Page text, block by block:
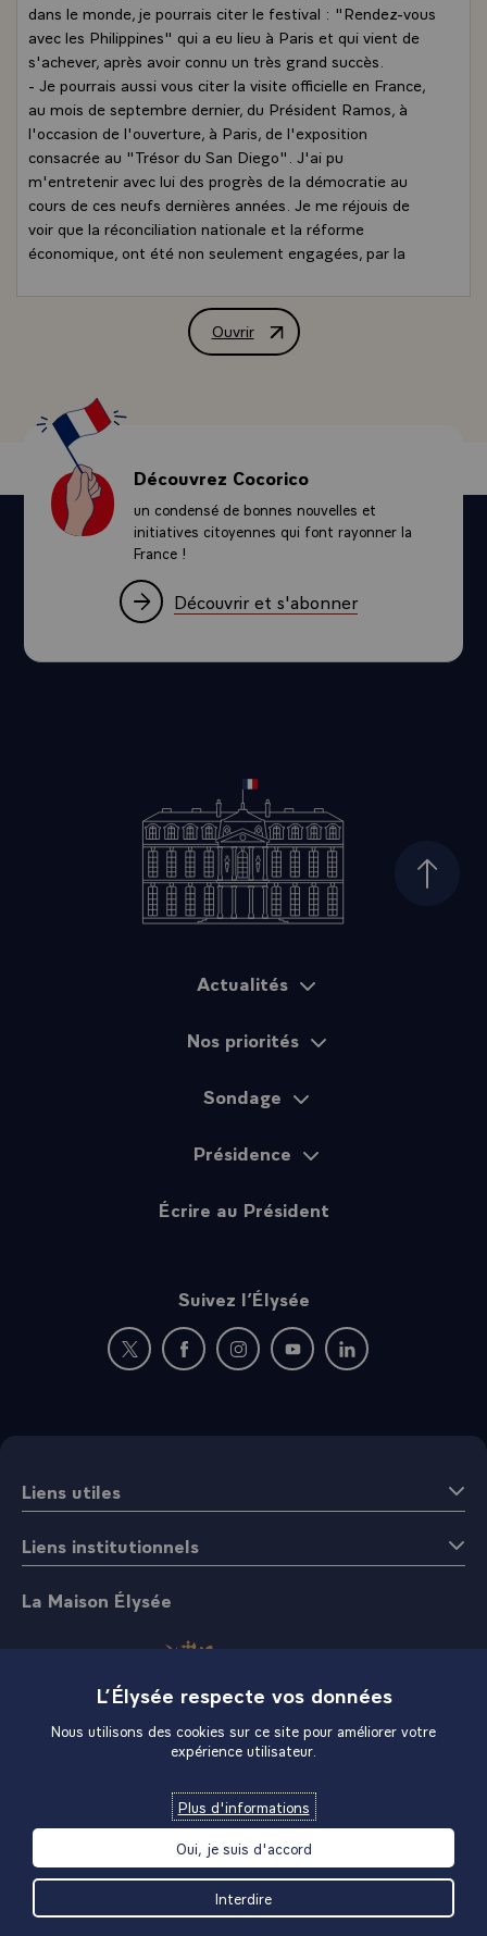
dans le monde, je pourrais citer le festival : "Rendez-vous
avec les Philippines" qui a eu lieu à Paris et qui vient de
s'achever, après avoir connu un très grand succès.
- Je pourrais aussi vous citer la visite officielle en France,
au mois de septembre dernier, du Président Ramos, à
l'occasion de l'ouverture, à Paris, de l'exposition
consacrée au "Trésor du San Diego". J'ai pu
m'entretenir avec lui des progrès de la démocratie au
cours de ces neufs dernières années. Je me réjouis de
voir que la réconciliation nationale et la réforme
économique, ont été non seulement engagées, par la
France est désireuse de participer à votre effort et ne
doute pas que les liens d'amitié et de coopération entre
Ouvrir
Message télévisé de M. François
Découvrez Cocorico
un condensé de bonnes nouvelles et
initiatives citoyennes qui font rayonner la
France !
Découvrir et s'abonner
Haut
Actualités
Nos priorités
Sondage
Présidence
Écrire au Président
Suivez l’Élysée
Nouvelle fenêtre : rejoignez-nous sur Twitter
Nouvelle fenêtre : rejoignez-nous sur
Nouvelle fenêtre : rejoignez-nous
Nouvelle fenêtre :
Nouvelle fenêtre :
Liens utiles
Liens institutionnels
La Maison Élysée
L’Élysée respecte vos données
Nous utilisons des cookies sur ce site pour améliorer votre
expérience utilisateur.
Plus d'informations
Oui, je suis d'accord
Interdire